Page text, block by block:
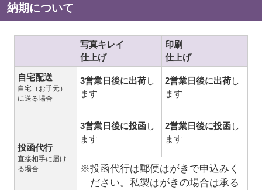
納期について
写真キレイ
仕上げ
印刷
仕上げ
自宅配送
自宅（お手元）
に送る場合
3営業日後に出荷し
ます
2営業日後に出荷し
ます
投函代行
直接相手に届け
る場合
3営業日後に投函し
ます
2営業日後に投函し
ます
※投函代行は郵便はがきで申込みく
ださい。私製はがきの場合は承る